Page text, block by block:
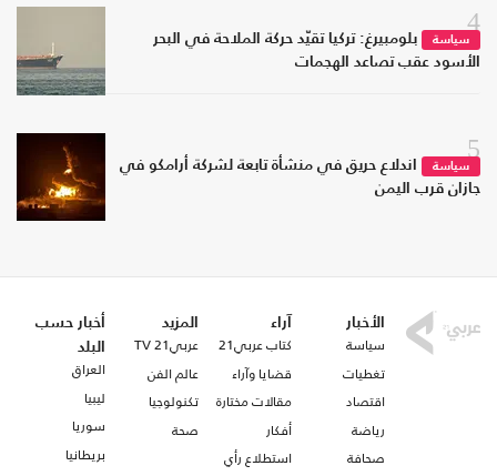
4
سياسة
بلومبيرغ: تركيا تقيّد حركة الملاحة في البحر
الأسود عقب تصاعد الهجمات
5
سياسة
اندلاع حريق في منشأة تابعة لشركة أرامكو في
جازان قرب اليمن
الأخبار
سياسة
تغطيات
اقتصاد
رياضة
صحافة
آراء
كتاب عربي21
قضايا وآراء
مقالات مختارة
أفكار
استطلاع رأي
المزيد
عربي21 TV
عالم الفن
تكنولوجيا
صحة
أخبار حسب
البلد
العراق
ليبيا
سوريا
بريطانيا